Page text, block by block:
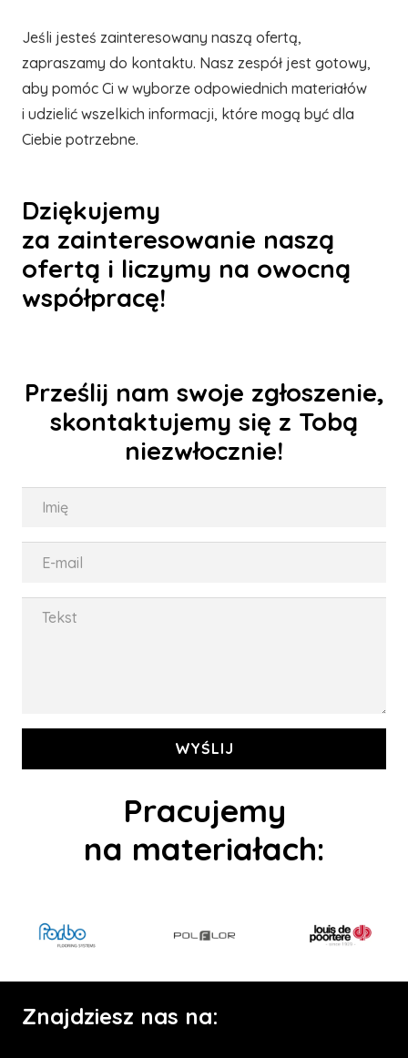
Jeśli jesteś zainteresowany naszą ofertą,
zapraszamy do kontaktu. Nasz zespół jest gotowy,
aby pomóc Ci w wyborze odpowiednich materiałów
i udzielić wszelkich informacji, które mogą być dla
Ciebie potrzebne.
Dziękujemy
za zainteresowanie naszą
ofertą i liczymy na owocną
współpracę!
Prześlij nam swoje zgłoszenie,
skontaktujemy się z Tobą
niezwłocznie!
WYŚLIJ
Pracujemy
na materiałach:
Znajdziesz nas na: